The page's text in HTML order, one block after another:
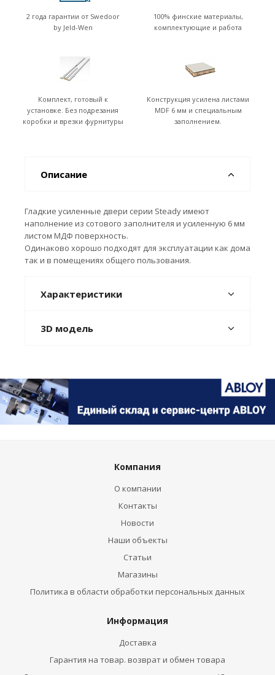
2 года гарантии от Swedoor
by Jeld-Wen
100% финские материалы,
комплектующие и работа
Комплект, готовый к
установке. Без подрезания
коробки и врезки фурнитуры
Конструкция усилена листами
MDF 6 мм и специальным
заполнением.
Описание
Гладкие усиленные двери серии Steady имеют
наполнение из сотового заполнителя и усиленную 6 мм
листом МДФ поверхность.
Одинаково хорошо подходят для эксплуатации как дома
так и в помещениях общего пользования.
Характеристики
3D модель
Компания
О компании
Контакты
Новости
Наши объекты
Статьи
Магазины
Политика в области обработки персональных данных
Информация
Доставка
Гарантия на товар. возврат и обмен товара